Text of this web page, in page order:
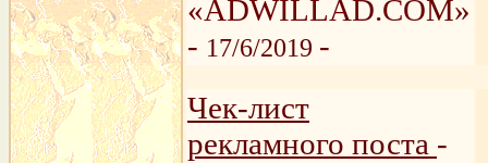
«ADWILLAD.COM»
- 17/6/2019 -
Чек-лист
рекламного поста -